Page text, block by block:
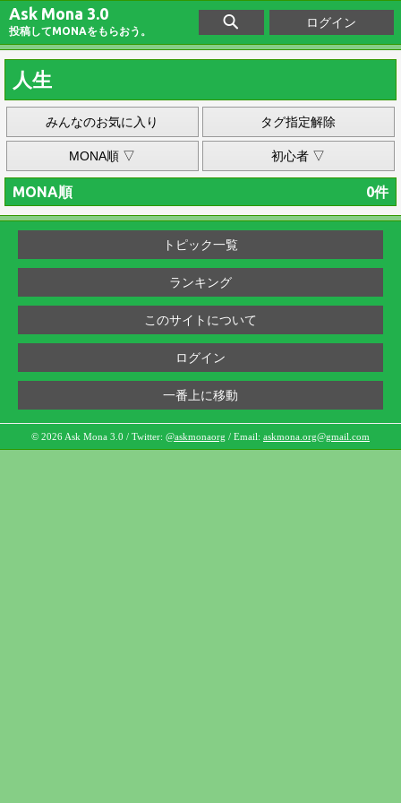
Ask Mona 3.0
投稿してMONAをもらおう。
ログイン
人生
みんなのお気に入り タグ指定解除
MONA順 ▽ 初心者 ▽
MONA順 0件
トピック一覧
ランキング
このサイトについて
ログイン
一番上に移動
© 2026 Ask Mona 3.0 / Twitter: @askmonaorg / Email: askmona.org@gmail.com